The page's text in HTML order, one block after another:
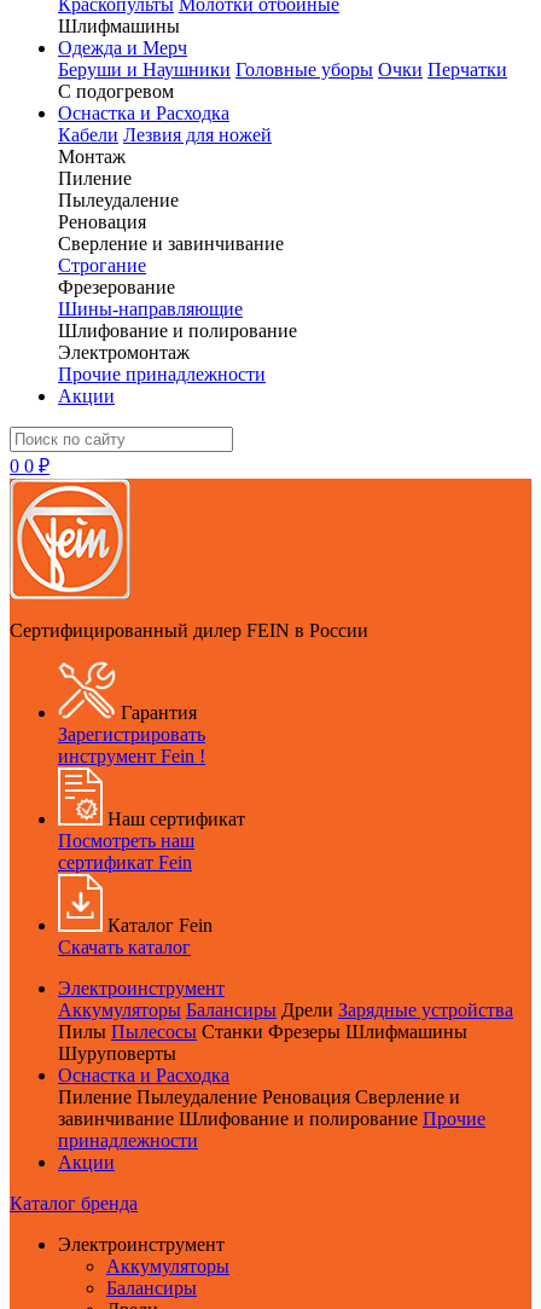
Краскопульты Молотки отбойные
Шлифмашины
Одежда и Мерч
Беруши и Наушники Головные уборы Очки Перчатки
С подогревом
Оснастка и Расходка
Кабели Лезвия для ножей
Монтаж
Пиление
Пылеудаление
Реновация
Сверление и завинчивание
Строгание
Фрезерование
Шины-направляющие
Шлифование и полирование
Электромонтаж
Прочие принадлежности
Акции
0 0 ₽
Сертифицированный дилер FEIN в России
Гарантия
Зарегистрировать
инструмент Fein !
Наш сертификат
Посмотреть наш
сертификат Fein
Каталог Fein
Скачать каталог
Электроинструмент
Аккумуляторы Балансиры Дрели Зарядные устройства
Пилы Пылесосы Станки Фрезеры Шлифмашины
Шуруповерты
Оснастка и Расходка
Пиление Пылеудаление Реновация Сверление и
завинчивание Шлифование и полирование Прочие
принадлежности
Акции
Каталог бренда
Электроинструмент
Аккумуляторы
Балансиры